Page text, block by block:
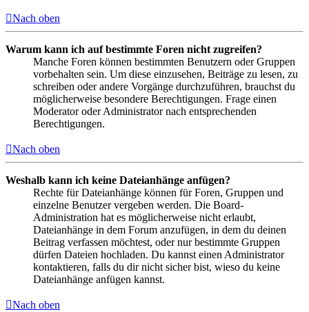
Nach oben
Warum kann ich auf bestimmte Foren nicht zugreifen?
Manche Foren können bestimmten Benutzern oder Gruppen
vorbehalten sein. Um diese einzusehen, Beiträge zu lesen, zu
schreiben oder andere Vorgänge durchzuführen, brauchst du
möglicherweise besondere Berechtigungen. Frage einen
Moderator oder Administrator nach entsprechenden
Berechtigungen.
Nach oben
Weshalb kann ich keine Dateianhänge anfügen?
Rechte für Dateianhänge können für Foren, Gruppen und
einzelne Benutzer vergeben werden. Die Board-
Administration hat es möglicherweise nicht erlaubt,
Dateianhänge in dem Forum anzufügen, in dem du deinen
Beitrag verfassen möchtest, oder nur bestimmte Gruppen
dürfen Dateien hochladen. Du kannst einen Administrator
kontaktieren, falls du dir nicht sicher bist, wieso du keine
Dateianhänge anfügen kannst.
Nach oben